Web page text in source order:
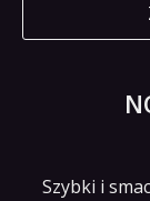
Szybki i